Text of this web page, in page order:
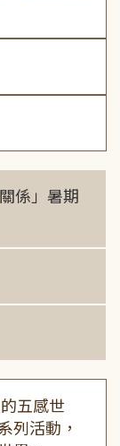
係」暑期
五感世
列活動，